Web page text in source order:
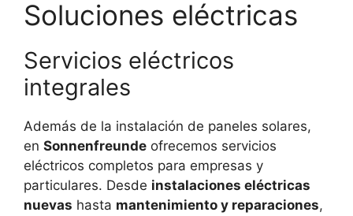
Soluciones eléctricas
Servicios eléctricos
integrales
Además de la instalación de paneles solares,
en Sonnenfreunde ofrecemos servicios
eléctricos completos para empresas y
particulares. Desde instalaciones eléctricas
nuevas hasta mantenimiento y reparaciones,